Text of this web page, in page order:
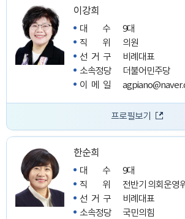
이강희
대수9대
직위의원
선거구
비례대표
소속정당
더불어민주당
이메일
프로필보기
한순희
대수9대
직위전반기 의회운영
선거구
비례대표
소속정당
국민의힘